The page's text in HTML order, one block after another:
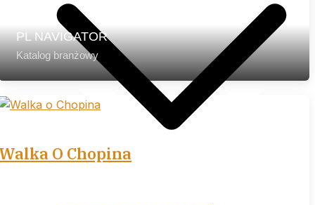
PL NAVIGATOR
Katalog branżowy
O Chopina